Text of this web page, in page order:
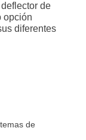
de
opción
diferentes
de